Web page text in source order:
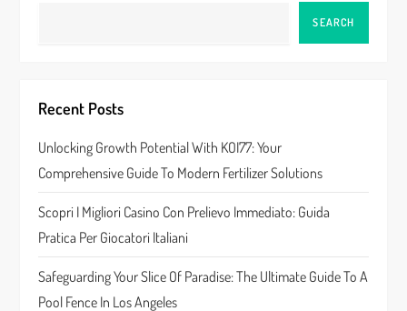
i
g
a
t
i
o
SEARCH
Recent Posts
Unlocking Growth Potential With KOI77: Your
Comprehensive Guide To Modern Fertilizer Solutions
Scopri I Migliori Casino Con Prelievo Immediato: Guida
Pratica Per Giocatori Italiani
Safeguarding Your Slice Of Paradise: The Ultimate Guide To A
Pool Fence In Los Angeles